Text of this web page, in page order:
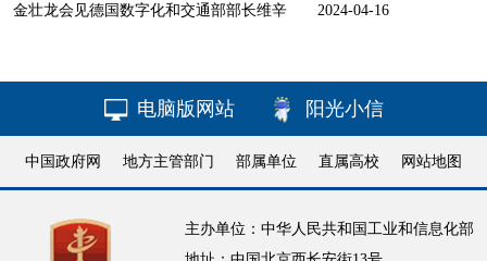
金壮龙会见德国数字化和交通部部长维辛 2024-04-16
电脑版网站 阳光小信
中国政府网 地方主管部门 部属单位 直属高校 网站地图
主办单位：中华人民共和国工业和信息化部